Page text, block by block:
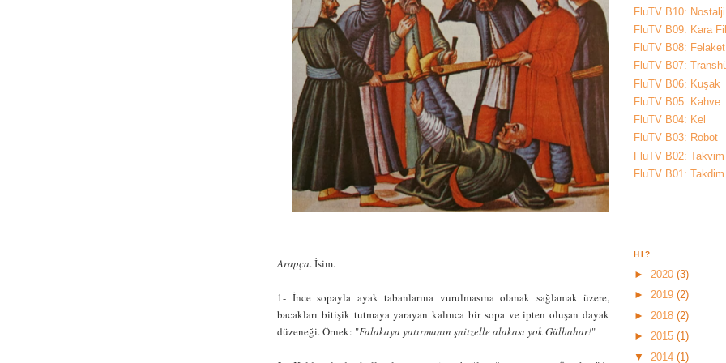
Arapça. İsim.
1- İnce sopayla ayak tabanlarına vurulmasına olanak sağlamak üzere,
bacakları bitişik tutmaya yarayan kalınca bir sopa ve ipten oluşan dayak
düzeneği. Örnek: "Falakaya yatırmanın şnitzelle alakası yok Gülbahar!"
FluTV B10: Nostalji
FluTV B09: Kara
FluTV B08: Felaket
FluTV B07:
FluTV B06: Kuşak
FluTV B05: Kahve
FluTV B04: Kel
FluTV B03: Robot
FluTV B02: Takvim
FluTV B01: Takdim
HI?
► 2020 (3)
► 2019 (2)
► 2018 (2)
► 2015 (1)
▼ 2014 (1)